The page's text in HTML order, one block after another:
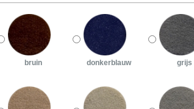
bruin donkerblauw grijs